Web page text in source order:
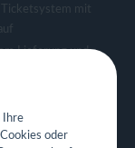
Ticketsystem mit
Lieferung und
Restaurant
Ihre
oder